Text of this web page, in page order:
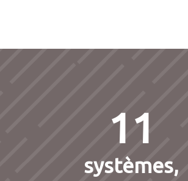
11
systèmes,